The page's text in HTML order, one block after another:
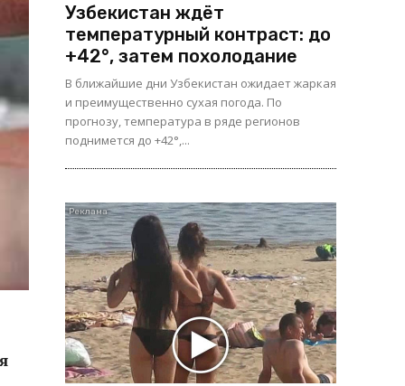
Узбекистан ждёт
температурный контраст: до
+42°, затем похолодание
В ближайшие дни Узбекистан ожидает жаркая
и преимущественно сухая погода. По
прогнозу, температура в ряде регионов
поднимется до +42°,...